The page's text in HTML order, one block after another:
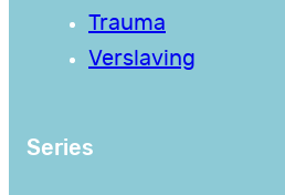
Trauma
Verslaving
Series